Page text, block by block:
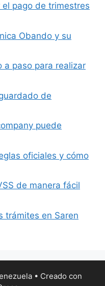
pago de trimestres
Obando y su
a paso para realizar
de
puede
oficiales y cómo
de manera fácil
trámites en Saren
• Creado con